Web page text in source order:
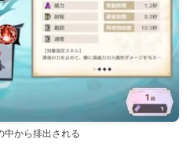
から排出される